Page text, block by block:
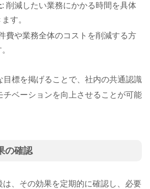
: 削減したい業務にかかる時間を具体
す。
費や業務全体のコストを削減する方
目標を掲げることで、社内の共通認識
チベーションを向上させることが可能
の確認
は、その効果を定期的に確認し、必要